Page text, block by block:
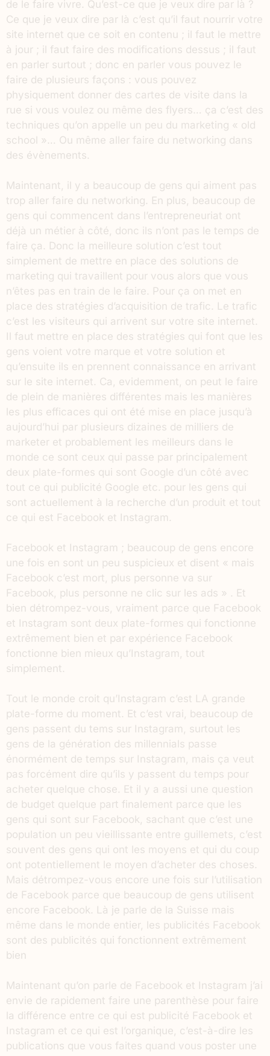
de le faire vivre. Qu’est-ce que je veux dire par là ?
Ce que je veux dire par là c’est qu’il faut nourrir votre
site internet que ce soit en contenu ; il faut le mettre
à jour ; il faut faire des modifications dessus ; il faut
en parler surtout ; donc en parler vous pouvez le
faire de plusieurs façons : vous pouvez
physiquement donner des cartes de visite dans la
rue si vous voulez ou même des flyers… ça c’est des
techniques qu’on appelle un peu du marketing « old
school »… Ou même aller faire du networking dans
des évènements.
Maintenant, il y a beaucoup de gens qui aiment pas
trop aller faire du networking. En plus, beaucoup de
gens qui commencent dans l’entrepreneuriat ont
déjà un métier à côté, donc ils n’ont pas le temps de
faire ça. Donc la meilleure solution c’est tout
simplement de mettre en place des solutions de
marketing qui travaillent pour vous alors que vous
n’êtes pas en train de le faire. Pour ça on met en
place des stratégies d’acquisition de trafic. Le trafic
c’est les visiteurs qui arrivent sur votre site internet.
Il faut mettre en place des stratégies qui font que les
gens voient votre marque et votre solution et
qu’ensuite ils en prennent connaissance en arrivant
sur le site internet. Ca, evidemment, on peut le faire
de plein de manières différentes mais les manières
les plus efficaces qui ont été mise en place jusqu’à
aujourd’hui par plusieurs dizaines de milliers de
marketer et probablement les meilleurs dans le
monde ce sont ceux qui passe par principalement
deux plate-formes qui sont Google d’un côté avec
tout ce qui publicité Google etc. pour les gens qui
sont actuellement à la recherche d’un produit et tout
ce qui est Facebook et Instagram.
Facebook et Instagram ; beaucoup de gens encore
une fois en sont un peu suspicieux et disent « mais
Facebook c’est mort, plus personne va sur
Facebook, plus personne ne clic sur les ads » . Et
bien détrompez-vous, vraiment parce que Facebook
et Instagram sont deux plate-formes qui fonctionne
extrêmement bien et par expérience Facebook
fonctionne bien mieux qu’Instagram, tout
simplement.
Tout le monde croit qu’Instagram c’est LA grande
plate-forme du moment. Et c’est vrai, beaucoup de
gens passent du tems sur Instagram, surtout les
gens de la génération des millennials passe
énormément de temps sur Instagram, mais ça veut
pas forcément dire qu’ils y passent du temps pour
acheter quelque chose. Et il y a aussi une question
de budget quelque part finalement parce que les
gens qui sont sur Facebook, sachant que c’est une
population un peu vieillissante entre guillemets, c’est
souvent des gens qui ont les moyens et qui du coup
ont potentiellement le moyen d’acheter des choses.
Mais détrompez-vous encore une fois sur l’utilisation
de Facebook parce que beaucoup de gens utilisent
encore Facebook. Là je parle de la Suisse mais
même dans le monde entier, les publicités Facebook
sont des publicités qui fonctionnent extrêmement
bien
Maintenant qu’on parle de Facebook et Instagram j’ai
envie de rapidement faire une parenthèse pour faire
la différence entre ce qui est publicité Facebook et
Instagram et ce qui est l’organique, c’est-à-dire les
publications que vous faites quand vous poster une